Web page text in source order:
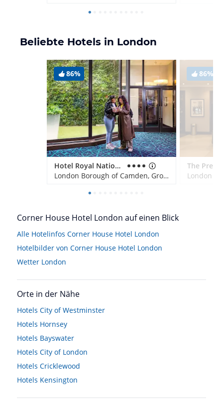
Beliebte Hotels in London
86%
Hotel Royal National
London Borough of Camden, Großbritannien
86%
The
Corner House Hotel London auf einen Blick
Alle Hotelinfos Corner House Hotel London
Hotelbilder von Corner House Hotel London
Wetter London
Orte in der Nähe
Hotels City of Westminster
Hotels Hornsey
Hotels Bayswater
Hotels City of London
Hotels Cricklewood
Hotels Kensington